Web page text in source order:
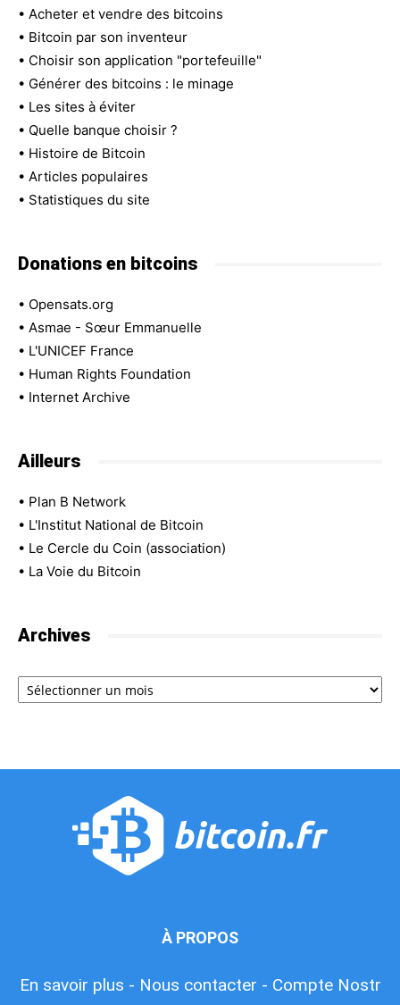
• Acheter et vendre des bitcoins
• Bitcoin par son inventeur
• Choisir son application "portefeuille"
• Générer des bitcoins : le minage
• Les sites à éviter
• Quelle banque choisir ?
• Histoire de Bitcoin
• Articles populaires
• Statistiques du site
Donations en bitcoins
• Opensats.org
• Asmae - Sœur Emmanuelle
• L'UNICEF France
• Human Rights Foundation
• Internet Archive
Ailleurs
• Plan B Network
• L'Institut National de Bitcoin
• Le Cercle du Coin (association)
• La Voie du Bitcoin
Archives
Archives
À PROPOS
En savoir plus - Nous contacter - Compte Nostr